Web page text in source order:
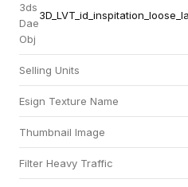
3ds
Dae
Obj
Selling Units
Esign Texture Name
Thumbnail Image
Filter Heavy Traffic